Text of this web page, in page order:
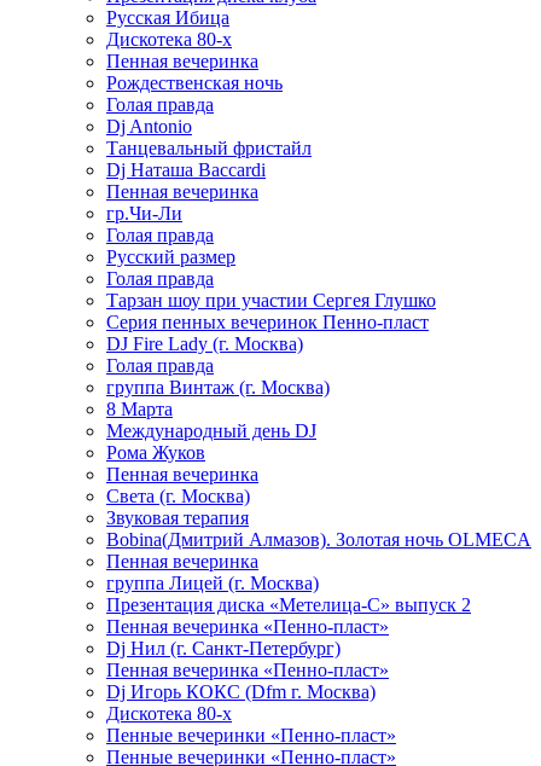
Русская Ибица
Дискотека 80-х
Пенная вечеринка
Рождественская ночь
Голая правда
Dj Antonio
Танцевальный фристайл
Dj Наташа Baccardi
Пенная вечеринка
гр.Чи-Ли
Голая правда
Русский размер
Голая правда
Тарзан шоу при участии Сергея Глушко
Серия пенных вечеринок Пенно-пласт
DJ Fire Lady (г. Москва)
Голая правда
группа Винтаж (г. Москва)
8 Марта
Международный день DJ
Рома Жуков
Пенная вечеринка
Света (г. Москва)
Звуковая терапия
Bobina(Дмитрий Алмазов). Золотая ночь OLMECA
Пенная вечеринка
группа Лицей (г. Москва)
Презентация диска «Метелица-С» выпуск 2
Пенная вечеринка «Пенно-пласт»
Dj Нил (г. Санкт-Петербург)
Пенная вечеринка «Пенно-пласт»
Dj Игорь КОКС (Dfm г. Москва)
Дискотека 80-х
Пенные вечеринки «Пенно-пласт»
Пенные вечеринки «Пенно-пласт»